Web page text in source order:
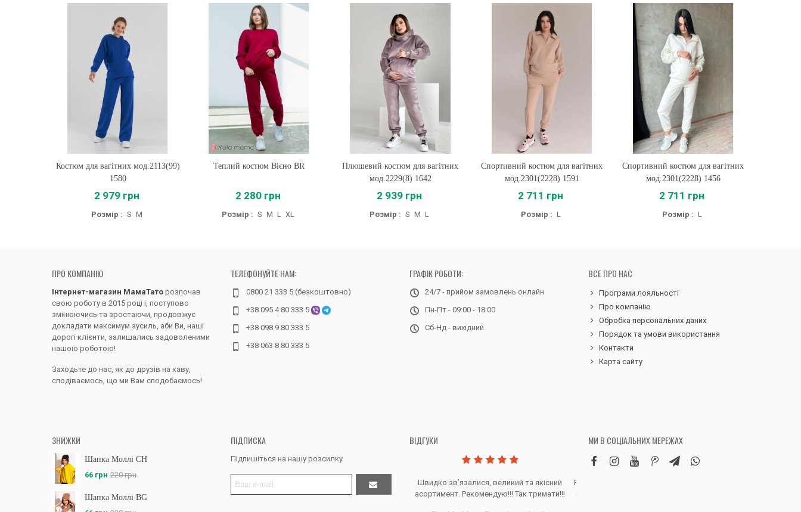
Купити
Костюм для вагітних мод.2113(99)
1580
2 979 грн
Розмір : S M
Купити
Теплий костюм Вієно BR
2 280 грн
Розмір : S M L XL
Купити
Плюшевий костюм для вагітних
мод.2229(8) 1642
2 939 грн
Розмір : S M L
Купити
Спортивний костюм для вагітних
мод.2301(2228) 1591
2 711 грн
Розмір : L
Купити
Спортивний костюм для вагітних
мод.2301(2228) 1456
2 711 грн
Розмір : L
ПРО КОМПАНІЮ
Інтернет-магазин МамаТато розпочав
свою роботу в 2015 році і, поступово
змінюючись та зростаючи, продовжує
докладати максимум зусиль, аби Ви, наші
дорогі клієнти, залишались задоволеними
нашою роботою!
Заходьте до нас, як до друзів на каву,
сподіваємось, що ми Вам сподобаємось!
ТЕЛЕФОНУЙТЕ НАМ:
0800 21 333 5 (безкоштовно)
+38 095 4 80 333 5
+38 098 9 80 333 5
+38 063 8 80 333 5
ГРАФІК РОБОТИ:
24/7 - прийом замовлень онлайн
Пн-Пт - 09:00 - 18:00
Сб-Нд - вихідний
ВСЕ ПРО НАС
Програми лояльності
Про компанію
Обробка персональних даних
Порядок та умови використання
Контакти
Карта сайту
ЗНИЖКИ
Шапка Моллі CH
66 грн 220 грн
Шапка Моллі BG
ПІДПИСКА
Підпишіться на нашу розсилку
ВІДГУКИ
Дякую за все, продавець супер.
Швидко звʼязалися, великий та якісний
асортимент. Рекомендую!!! Так тримати!!!
Робила замовлення дитячих вельветових
штанів. Дуже вдячна магазину, доставка
МИ В СОЦІАЛЬНИХ МЕРЕЖАХ